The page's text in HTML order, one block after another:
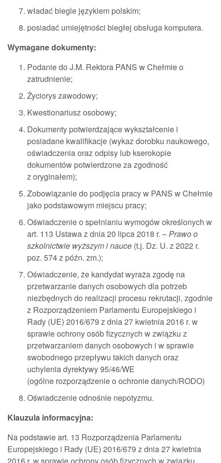
władać biegle językiem polskim;
posiadać umiejętności biegłej obsługa komputera.
Wymagane dokumenty:
Podanie do J.M. Rektora PANS w Chełmie o
zatrudnienie;
Życiorys zawodowy;
Kwestionariusz osobowy;
Dokumenty potwierdzające wykształcenie i
posiadane kwalifikacje (wykaz dorobku naukowego,
oświadczenia oraz odpisy lub kserokopie
dokumentów potwierdzone za zgodność
z oryginałem);
Zobowiązanie do podjęcia pracy w PANS w Chełmie
jako podstawowym miejscu pracy;
Oświadczenie o spełnianiu wymogów określonych w
art. 113 Ustawa z dnia 20 lipca 2018 r. –Prawo o
szkolnictwie wyższym i nauce (t.j. Dz. U. z 2022 r.
poz. 574 z późn. zm.);
Oświadczenie, że kandydat wyraża zgodę na
przetwarzanie danych osobowych dla potrzeb
niezbędnych do realizacji procesu rekrutacji, zgodnie
z Rozporządzeniem Parlamentu Europejskiego i
Rady (UE) 2016/679 z dnia 27 kwietnia 2016 r. w
sprawie ochrony osób fizycznych w związku z
przetwarzaniem danych osobowych i w sprawie
swobodnego przepływu takich danych oraz
uchylenia dyrektywy 95/46/WE
(ogólne rozporządzenie o ochronie danych/RODO)
Oświadczenie odnośnie nepotyzmu.
Klauzula informacyjna:
Na podstawie art. 13 Rozporządzenia Parlamentu
Europejskiego i Rady (UE) 2016/679 z dnia 27 kwietnia